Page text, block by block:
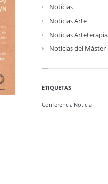
Noticias
Noticias Arte
Noticias Arteterapia
Noticias del Máster
ETIQUETAS
Conferencia Noticia